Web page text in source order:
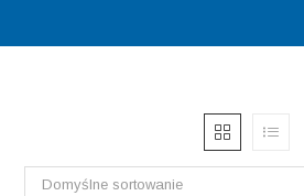
Domyślne sortowanie